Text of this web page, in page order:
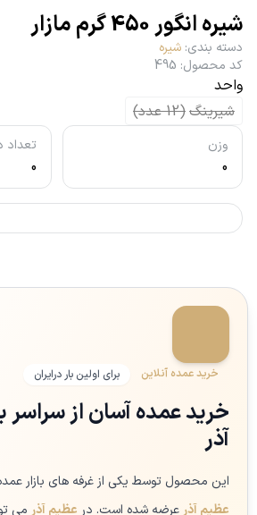
شیره انگور 450 گرم مازار
وزن
0
تعداد
0
دسته بندی: شیره
کد محصول:
495
واحد
شیرینگ(
12 عدد)
خرید عمده آنلاین برای اولین بار درایران
خرید عمده آسان از سراسر
آذر
این محصول توسط یکی از غرفه های بازار
عظیم آذر عرضه شده است. در عظیم آذر می